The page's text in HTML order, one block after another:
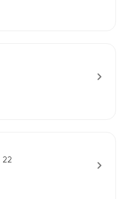
chevron_right
22
chevron_right